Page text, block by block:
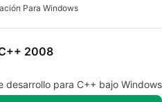
Para Windows
2008
desarrollo para C++ bajo Windows